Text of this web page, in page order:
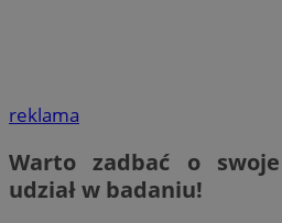
reklama
Warto zadbać o
udział w badaniu!